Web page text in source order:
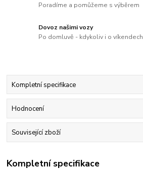
Poradíme a pomůžeme s výběrem
Dovoz našimi vozy
Po domluvě - kdykoliv i o víkendech
Kompletní specifikace
Hodnocení
Související zboží
Kompletní specifikace